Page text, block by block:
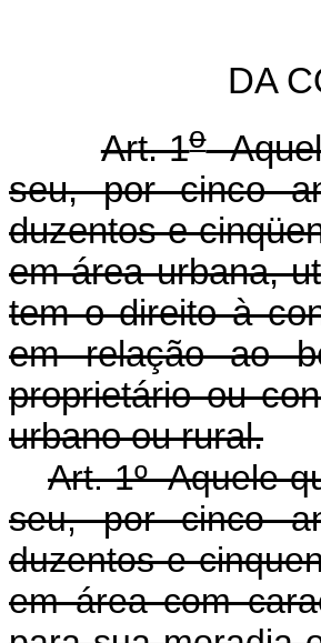
DA
Art. 1o
seu, por cinco
duzentos e
em área urbana,
tem o direito à
em relação ao
proprietário ou
urbano ou rural.
Art. 1º Aquele
seu, por cinco
duzentos e
em área com